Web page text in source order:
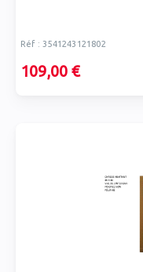
Réf : 3541243121802
109,00 €